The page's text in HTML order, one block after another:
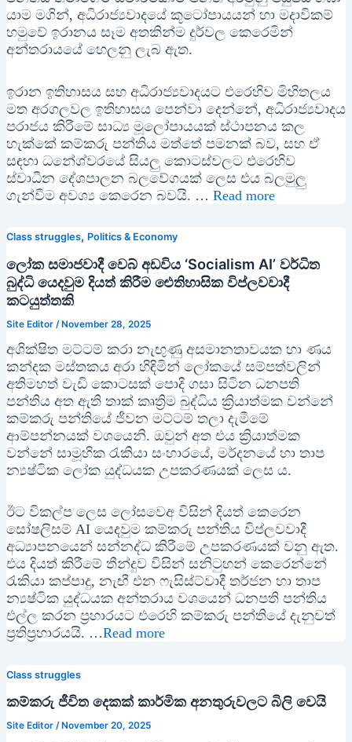
යාම මගින්, අධිරාජ්‍යවාදයේ කූටෝපායයන් හා මදාවිකම්
හමුවේ ඉරානය සෑම අතකින්ම දුර්වල කෙරෙමින්
අන්තරායයේ හෙලනු ලැබ ඇත.
ඉරාන ඉතිහාසය සහ අධිරාජ්‍යවාදයට එරෙහිව මිහිතලය
මත අරගලවල ඉතිහාසය පෙන්වා දෙන්නේ, අධිරාජ්‍යවාදය
පරාජය කිරීමේ සාධ්‍ය මූලෝපායයක් ස්ථාපනය කල
හැක්කේ කම්කරු පන්තිය මත්තේ පමනක් බව, සහ ඒ
සඳහා ධනේශ්වරයේ සියලු කොටස්වලට එරෙහිව
ස්වාධීන දේශපාලන බලවේගයක් ලෙස එය බලමුලු
ගැන්වීම අවශ්‍ය කෙරෙන බවයි. … Read more
Class struggles, Politics & Economy
ලෝක සමාජවාදී වෙබ් අඩවිය ‘Socialism AI’ වර්ධිත
බුද්ධි යෙදවුම දියත් කිරීම ඓතිහාසික විප්ලවවාදී
කටයුත්තකි
Site Editor /November 28, 2025
අශික්ෂිත මට්ටම් කරා නැඟුණු අසමානතාවයක හා ණය
කන්දක මස්තකය අරා හිඳිමින් ලෝකයේ සම්පත්වලින්
අතිමහත් වැඩි කොටසක් පොදි ගසා සිටින ධනපති
පන්තිය අත ඇති තාක් කෘත්‍රිම බුද්ධිය ක්‍රියාත්මක වන්නේ
කම්කරු පන්තියේ ජීවන මට්ටම් තලා දැමීමේ
ආම්පන්නයක් වශයෙනි. ඔවුන් අත එය ක්‍රියාත්මක
වන්නේ සාමූහික රැකියා සංහාරයේ, මර්දනයේ හා තාප
න්‍යෂ්ටික ලෝක යුද්ධයක උපකරණයක් ලෙස ය.
ඊට විකල්ප ලෙස ලෝසවෙඅ විසින් දියත් කෙරෙන
සෝෂලිසම් AI යෙදවුම කම්කරු පන්තිය විප්ලවවාදී
අධ්‍යාපනයෙන් සන්නද්ධ කිරීමේ උපකරණයක් වනු ඇත.
එය දියත් කිරීමේ තීන්දුව විසින් සනිටුහන් කෙරෙන්නේ
රැකියා කප්පාදු, නැඟී එන ෆැසිස්ට්වාදී තර්ජන හා තාප
න්‍යෂ්ටික යුද්ධයක අන්තරාය වශයෙන් ධනපති පන්තිය
එල්ල කරන ප්‍රහාරයට එරෙහි කම්කරු පන්තියේ දැනුවත්
ප්‍රතිප්‍රහාරයයි. …Read more
Class struggles
කම්කරු ජීවිත දෙකක් කාර්මික අනතුරුවලට බිලි වෙයි
Site Editor / November 20, 2025